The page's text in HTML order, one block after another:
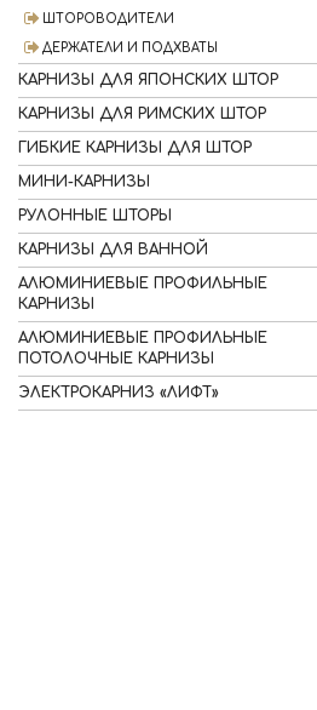
ШТОРОВОДИТЕЛИ
ДЕРЖАТЕЛИ И ПОДХВАТЫ
КАРНИЗЫ ДЛЯ ЯПОНСКИХ ШТОР
КАРНИЗЫ ДЛЯ РИМСКИХ ШТОР
ГИБКИЕ КАРНИЗЫ ДЛЯ ШТОР
МИНИ-КАРНИЗЫ
РУЛОННЫЕ ШТОРЫ
КАРНИЗЫ ДЛЯ ВАННОЙ
АЛЮМИНИЕВЫЕ ПРОФИЛЬНЫЕ
КАРНИЗЫ
АЛЮМИНИЕВЫЕ ПРОФИЛЬНЫЕ
ПОТОЛОЧНЫЕ КАРНИЗЫ
ЭЛЕКТРОКАРНИЗ «ЛИФТ»